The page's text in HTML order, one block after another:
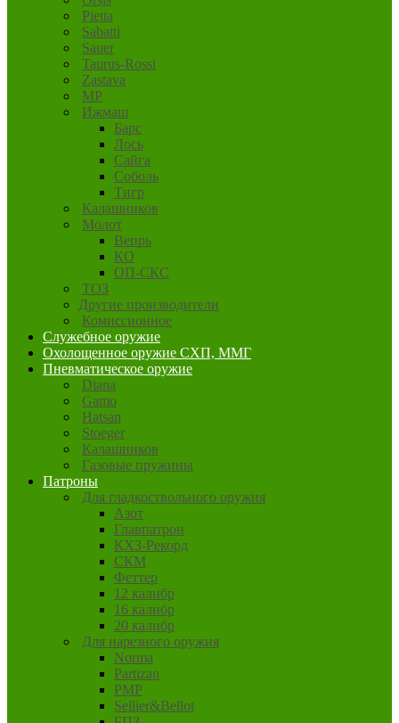
Pietta
Sabatti
Sauer
Taurus-Rossi
Zastava
MP
Ижмаш
Барс
Лось
Сайга
Соболь
Тигр
Калашников
Молот
Вепрь
КО
ОП-СКС
ТОЗ
Другие производители
Комиссионное
Служебное оружие
Охолощенное оружие СХП, ММГ
Пневматическое оружие
Diana
Gamo
Hatsan
Stoeger
Калашников
Газовые пружины
Патроны
Для гладкоствольного оружия
Азот
Главпатрон
КХЗ-Рекорд
СКМ
Феттер
12 калибр
16 калибр
20 калибр
Для нарезного оружия
Norma
Partizan
PMP
Sellier&Bellot